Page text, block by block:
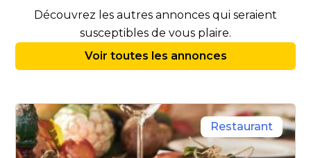
Découvrez les autres annonces qui seraient
susceptibles de vous plaire.
Voir toutes les annonces
Restaurant